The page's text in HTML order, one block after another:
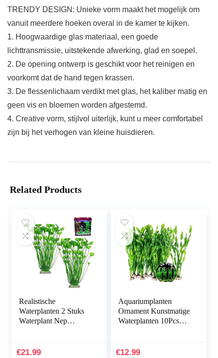
TRENDY DESIGN: Unieke vorm maakt het mogelijk om
vanuit meerdere hoeken overal in de kamer te kijken.
1. Hoogwaardige glas materiaal, een goede
lichttransmissie, uitstekende afwerking, glad en soepel.
2. De opening ontwerp is geschikt voor het reinigen en
voorkomt dat de hand tegen krassen.
3. De flessenlichaam verdikt met glas, het kaliber matig en
geen vis en bloemen worden afgestemd.
4. Creative vorm, stijlvol uiterlijk, kunt u meer comfortabel
zijn bij het verhogen van kleine huisdieren.
Related Products
Realistische
Waterplanten 2 Stuks
Waterplant Nep
Kunstmatige
€21.99
Aquariumplanten
Ornament Kunstmatige
Waterplanten 10Pcs
Aquarium Planten
€12.99